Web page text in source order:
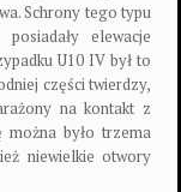
Schrony tego typu
elewacje
U10 IV był to
części twierdzy,
na kontakt z
można było trzema
niewielkie otwory